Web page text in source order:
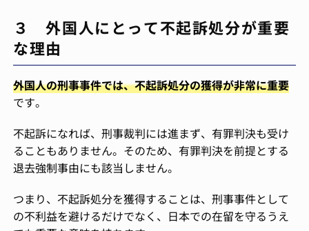
３ 外国人にとって不起訴処分が重要
な理由
外国人の刑事事件では、不起訴処分の獲得が非常に重要
です。
不起訴になれば、刑事裁判には進まず、有罪判決も受け
ることもありません。そのため、有罪判決を前提とする
退去強制事由にも該当しません。
つまり、不起訴処分を獲得することは、刑事事件として
の不利益を避けるだけでなく、日本での在留を守るうえ